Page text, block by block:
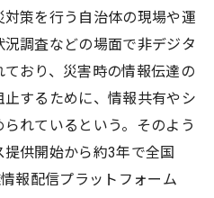
策を行う自治体の現場や運
調査などの場面で非デジタ
おり、災害時の情報伝達の
するために、情報共有やシ
れているという。そのよう
供開始から約3年で全国
報配信プラットフォーム